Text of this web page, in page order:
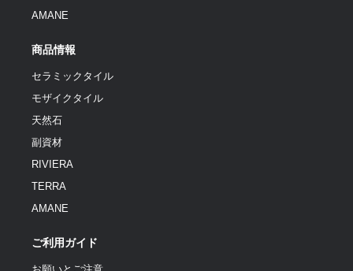
AMANE
商品情報
セラミックタイル
モザイクタイル
天然石
副資材
RIVIERA
TERRA
AMANE
ご利用ガイド